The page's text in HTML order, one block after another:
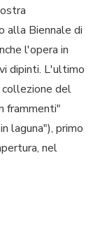
alla Biennale di
l'opera in
dipinti. L'ultimo
del
frammenti"
laguna"), primo
nel